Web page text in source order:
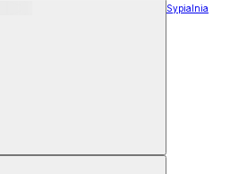
Sypialnia